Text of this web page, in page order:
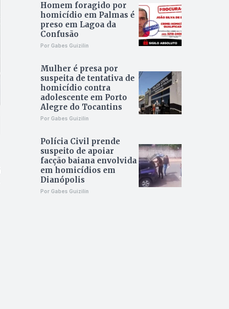
Homem foragido por
homicídio em Palmas é
preso em Lagoa da
Confusão
Por Gabes Guizilin
Mulher é presa por
suspeita de tentativa de
homicídio contra
adolescente em Porto
Alegre do Tocantins
Por Gabes Guizilin
Polícia Civil prende
suspeito de apoiar
facção baiana envolvida
em homicídios em
Dianópolis
Por Gabes Guizilin